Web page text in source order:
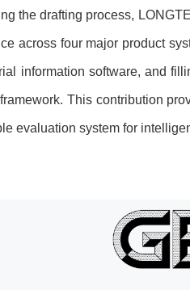
the drafting process, LO
across four major product
information software, and
ramework. This contribution
evaluation system for